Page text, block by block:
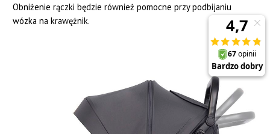
Obniżenie rączki będzie również pomocne przy podbijaniu
wózka na krawężnik.